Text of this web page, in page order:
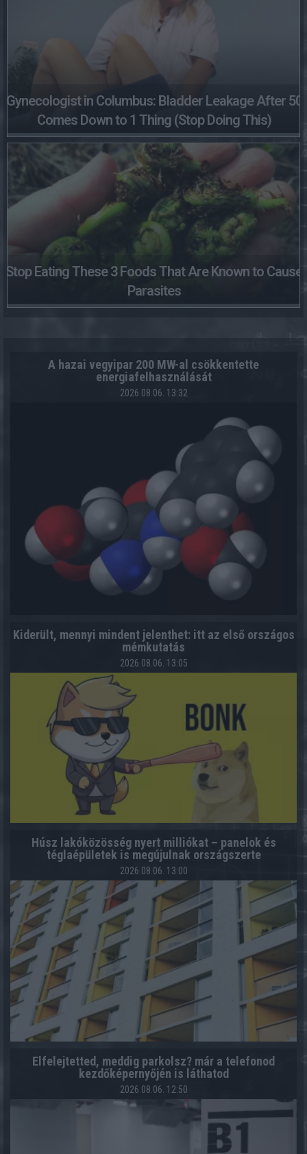
Gynecologist in Columbus: Bladder Leakage After 50
Comes Down to 1 Thing (Stop Doing This)
Stop Eating These 3 Foods That Are Known to Cause
Parasites
A hazai vegyipar 200 MW-al csökkentette
energiafelhasználását
2026.08.06. 13:32
Kiderült, mennyi mindent jelenthet: itt az első országos
mémkutatás
2026.08.06. 13:05
Húsz lakóközösség nyert milliókat – panelok és
téglaépületek is megújulnak országszerte
2026.08.06. 13:00
Elfelejtetted, meddig parkolsz? már a telefonod
kezdőképernyőjén is láthatod
2026.08.06. 12:50